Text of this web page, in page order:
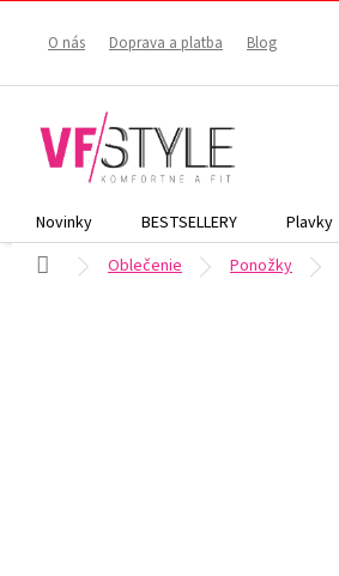
O nás Doprava a platba Blog
Novinky BESTSELLERY Plavky
DomovOblečenie Ponožky